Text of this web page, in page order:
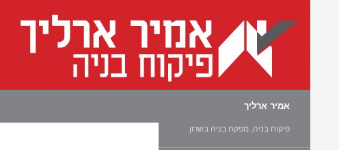
אמיר ארליך
פיקוח בניה, מפקח בניה בשרון